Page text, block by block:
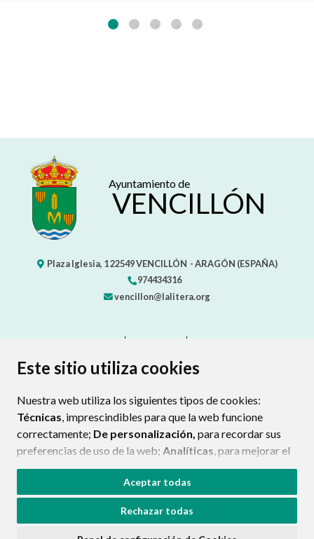
Este sitio utiliza cookies
Nuestra web utiliza los siguientes tipos de cookies:
Técnicas, imprescindibles para que la web funcione
correctamente; De personalización, para recordar sus
preferencias de uso de la web; Analíticas, para mejorar el
funcionamiento de la web y sus servicios.
Si acepta pulsando el botón“Aceptar todas”
consideramos que acepta su uso. Si pulsa el botón
Aceptar todas
Rechazar todas
Ayuntamiento de
VENCILLÓN
Plaza Iglesia, 122549VENCILLÓN - ARAGÓN (ESPAÑA)
974434316
vencillon@lalitera.org
PROTECCIÓN DE DATOS
POLÍTICA DE COOKIES
ENLACE EXTERNO AL